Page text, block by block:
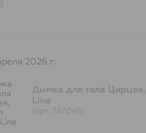
2026 г.
Дымка для тела
Line
(арт. 787048)